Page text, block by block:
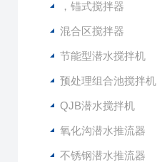
，锚式搅拌器
混合区搅拌器
节能型潜水搅拌机
预处理组合池搅拌机
QJB潜水搅拌机
氧化沟潜水推流器
不锈钢潜水推流器